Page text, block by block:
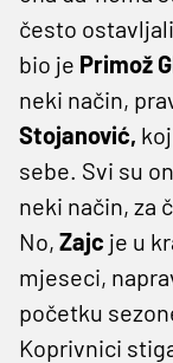
često
bio je Primož
neki način,
Stojanović,
sebe. Svi su
neki način, za
No, Zajc je u
mjeseci,
početku
Koprivnici